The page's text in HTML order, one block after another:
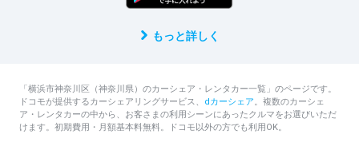
もっと詳しく
「横浜市神奈川区（神奈川県）のカーシェア・レンタカー一覧」のページです。
ドコモが提供するカーシェアリングサービス、 dカーシェア。複数のカーシェ
ア・レンタカーの中から、お客さまの利用シーンにあったクルマをお選びいただ
けます。初期費用・月額基本料無料。ドコモ以外の方でも利用OK。